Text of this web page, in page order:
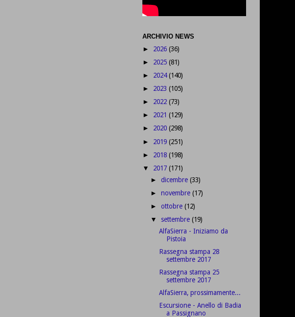
ARCHIVIO NEWS
► 2026 (36)
► 2025 (81)
► 2024(140)
► 2023 (105)
► 2022 (73)
► 2021 (129)
► 2020 (298)
► 2019 (251)
► 2018 (198)
▼ 2017 (171)
►dicembre(33)
►novembre(17)
►ottobre(12)
▼ settembre(19)
AlfaSierra - Iniziamo da
Pistoia
Rassegna stampa 28
settembre 2017
Rassegna stampa 25
settembre 2017
AlfaSierra, prossimamente...
Escursione - Anello di Badia
a Passignano